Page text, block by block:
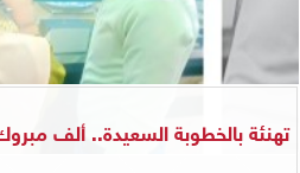
تهنئة بالخطوبة السعيدة.. ألف